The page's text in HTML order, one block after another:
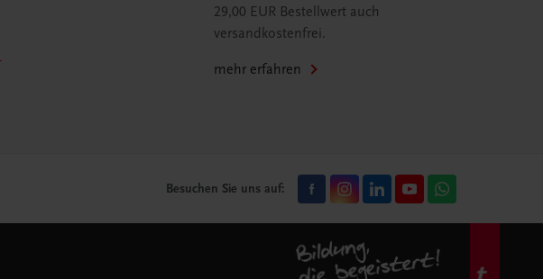
29,00 EUR Bestellwert auch
versandkostenfrei.
mehr erfahren
Besuchen Sie uns auf: